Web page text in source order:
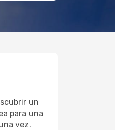
un
para una
vez.